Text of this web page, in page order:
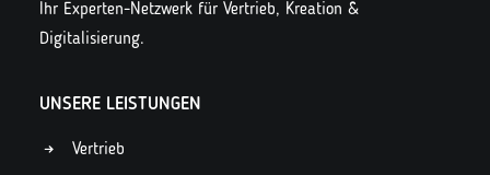
Ihr Experten-Netzwerk für Vertrieb, Kreation &
Digitalisierung.
UNSERE LEISTUNGEN
Vertrieb